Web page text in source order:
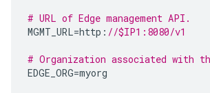
# URL of Edge management API.
MGMT_URL=http : //$IP1:8080/v1
# Organization associated with
EDGE_ORG=myorg